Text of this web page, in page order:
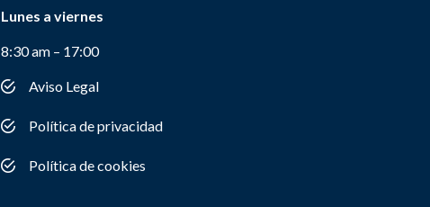
Lunes a viernes
8:30 am – 17:00
Aviso Legal
Política de privacidad
Política de cookies